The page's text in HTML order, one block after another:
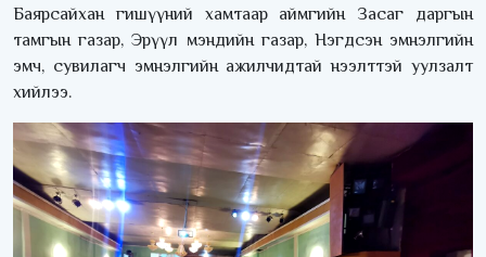
Баярсайхан гишүүний хамтаар аймгийн Засаг даргын
тамгын газар, Эрүүл мэндийн газар, Нэгдсэн эмнэлгийн
эмч, сувилагч эмнэлгийн ажилчидтай нээлттэй уулзалт
хийлээ.